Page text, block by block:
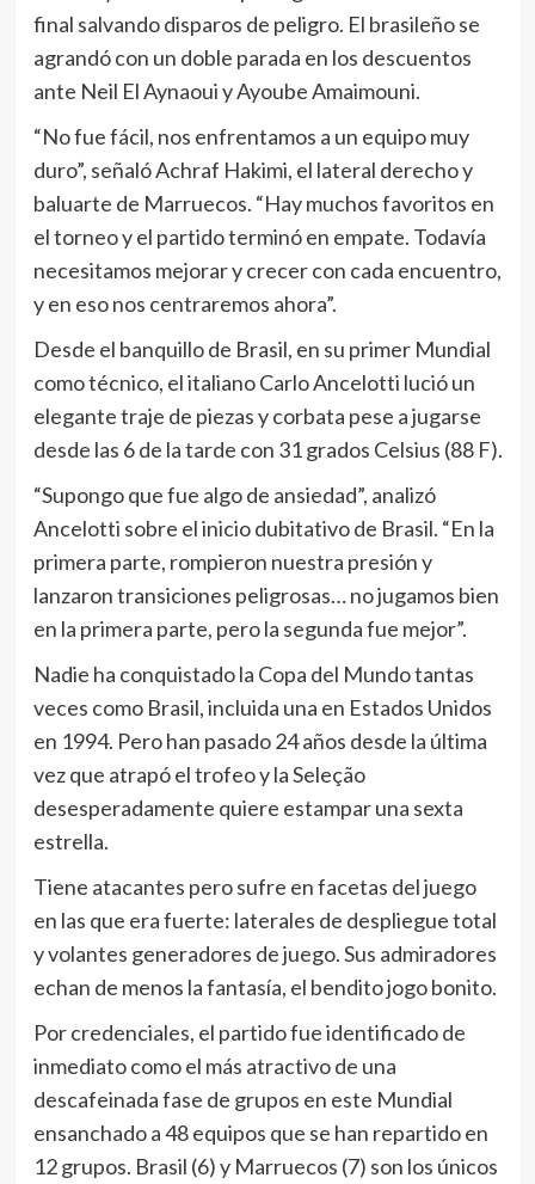
final salvando disparos de peligro. El brasileño se
agrandó con un doble parada en los descuentos
ante Neil El Aynaoui y Ayoube Amaimouni.
“No fue fácil, nos enfrentamos a un equipo muy
duro”, señaló Achraf Hakimi, el lateral derecho y
baluarte de Marruecos. “Hay muchos favoritos en
el torneo y el partido terminó en empate. Todavía
necesitamos mejorar y crecer con cada encuentro,
y en eso nos centraremos ahora”.
Desde el banquillo de Brasil, en su primer Mundial
como técnico, el italiano Carlo Ancelotti lució un
elegante traje de piezas y corbata pese a jugarse
desde las 6 de la tarde con 31 grados Celsius (88 F).
“Supongo que fue algo de ansiedad”, analizó
Ancelotti sobre el inicio dubitativo de Brasil. “En la
primera parte, rompieron nuestra presión y
lanzaron transiciones peligrosas… no jugamos bien
en la primera parte, pero la segunda fue mejor”.
Nadie ha conquistado la Copa del Mundo tantas
veces como Brasil, incluida una en Estados Unidos
en 1994. Pero han pasado 24 años desde la última
vez que atrapó el trofeo y la Seleção
desesperadamente quiere estampar una sexta
estrella.
Tiene atacantes pero sufre en facetas del juego
en las que era fuerte: laterales de despliegue total
y volantes generadores de juego. Sus admiradores
echan de menos la fantasía, el bendito jogo bonito.
Por credenciales, el partido fue identificado de
inmediato como el más atractivo de una
descafeinada fase de grupos en este Mundial
ensanchado a 48 equipos que se han repartido en
12 grupos. Brasil (6) y Marruecos (7) son los únicos